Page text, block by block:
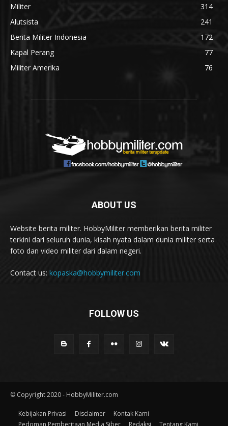
Militer
314
Alutsista
241
Berita Militer Indonesia
172
Kapal Perang
77
Militer Amerika
76
ABOUT US
Website berita militer. HobbyMiliter memberikan berita militer
terkini dari seluruh dunia, kisah nyata dalam dunia militer serta
foto dan video militer dari dalam negeri.
Contact us: kopaska@hobbymiliter.com
FOLLOW US
© Copyright 2020 - HobbyMiliter.com
Kebijakan Privasi Disclaimer
Kontak Kami
Pedoman Pemberitaan Media Siber
Redaksi Tentang Kami